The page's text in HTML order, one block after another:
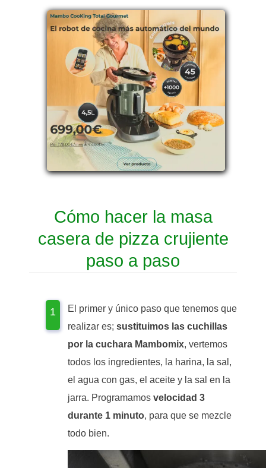
Cómo hacer la masa
casera de pizza crujiente
paso a paso
El primer y único paso que tenemos que
realizar es; sustituimos las cuchillas
por la cuchara Mambomix, vertemos
todos los ingredientes, la harina, la sal,
el agua con gas, el aceite y la sal en la
jarra. Programamos velocidad 3
durante 1 minuto, para que se mezcle
todo bien.